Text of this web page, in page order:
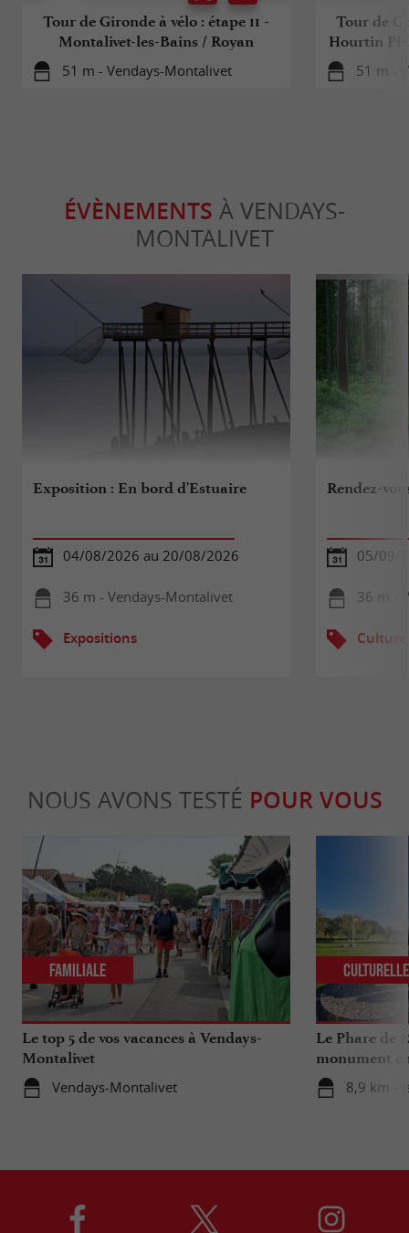
Tour de Gironde à vélo : étape 11 -
Montalivet-les-Bains / Royan
51 m - Vendays-Montalivet
Tour de
Hourtin
51 m -
ÉVÈNEMENTS À VENDAYS-
MONTALIVET
Exposition : En bord d'Estuaire
04/08/2026 au 20/08/2026
36 m - Vendays-Montalivet
Expositions
Rendez-
05/09/
36 m -
Culture
NOUS AVONS TESTÉ POUR VOUS
Le top 5 de vos vacances à Vendays-
Montalivet
Vendays-Montalivet
Familiale
Le Phare de
monument
Médocaine
8,9 km -
Culturelle